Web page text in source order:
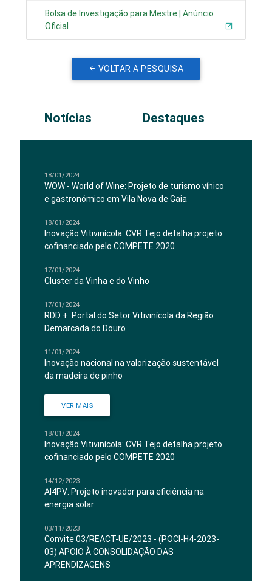
Bolsa de Investigação para Mestre | Anúncio
Oficial
VOLTAR A PESQUISA
Notícias Destaques
18/01/2024
WOW - World of Wine: Projeto de turismo vínico
e gastronómico em Vila Nova de Gaia
18/01/2024
Inovação Vitivinícola: CVR Tejo detalha projeto
cofinanciado pelo COMPETE 2020
17/01/2024
Cluster da Vinha e do Vinho
17/01/2024
RDD +: Portal do Setor Vitivinícola da Região
Demarcada do Douro
11/01/2024
Inovação nacional na valorização sustentável
da madeira de pinho
VER MAIS
18/01/2024
Inovação Vitivinícola: CVR Tejo detalha projeto
cofinanciado pelo COMPETE 2020
14/12/2023
AI4PV: Projeto inovador para eficiência na
energia solar
03/11/2023
Convite 03/REACT-UE/2023 - (POCI-H4-2023-
03) APOIO À CONSOLIDAÇÃO DAS
APRENDIZAGENS